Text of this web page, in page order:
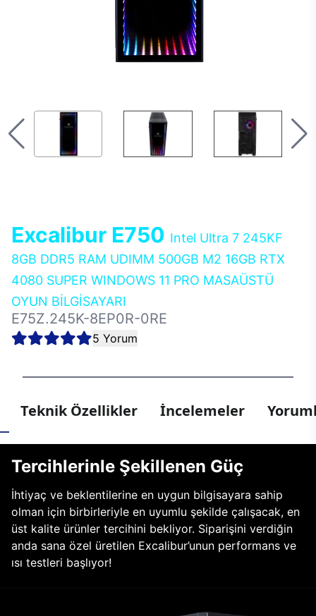
Excalibur E750 Intel Ultra 7 245KF
8GB DDR5 RAM UDIMM 500GB M2 16GB RTX
4080 SUPER WINDOWS 11 PRO MASAÜSTÜ
OYUN BİLGİSAYARI
E75Z.245K-8EP0R-0RE
5 Yorum
Teknik Özellikler İncelemeler
Tercihlerinle Şekillenen Güç
İhtiyaç ve beklentilerine en uygun bilgisayara sahip
olman için birbirleriyle en uyumlu şekilde çalışacak, en
üst kalite ürünler tercihini bekliyor. Siparişini verdiğin
anda sana özel üretilen Excalibur’unun performans ve
ısı testleri başlıyor!